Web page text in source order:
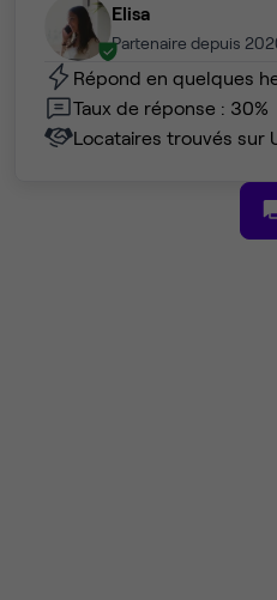
Elisa
Partenaire depuis
Répond en quelques
Taux de réponse : 30%
Locataires trouvés sur